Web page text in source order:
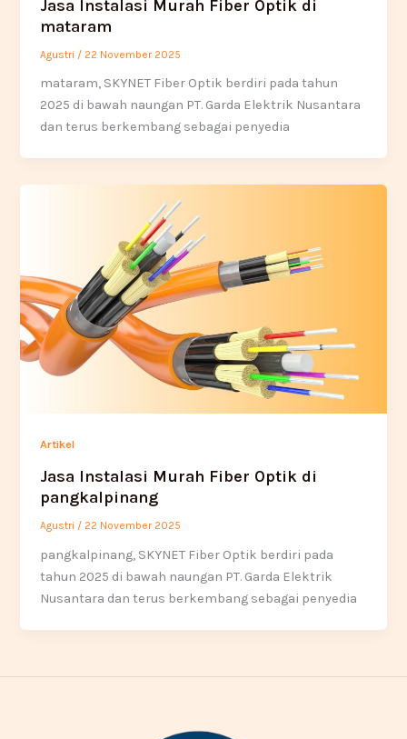
Jasa Instalasi Murah Fiber Optik di
mataram
Agustri / 22 November 2025
mataram, SKYNET Fiber Optik berdiri pada tahun
2025 di bawah naungan PT. Garda Elektrik Nusantara
dan terus berkembang sebagai penyedia
Artikel
Jasa Instalasi Murah Fiber Optik di
pangkalpinang
Agustri / 22 November 2025
pangkalpinang, SKYNET Fiber Optik berdiri pada
tahun 2025 di bawah naungan PT. Garda Elektrik
Nusantara dan terus berkembang sebagai penyedia